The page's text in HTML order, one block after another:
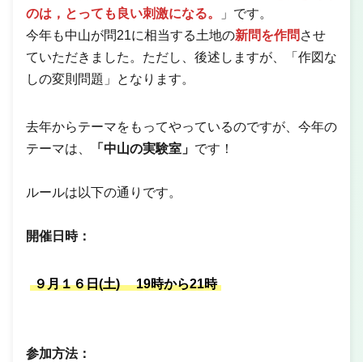
のは，とっても良い刺激になる。
」です。
今年も中山が問21に相当する土地の新問を作問 させ
ていただきました。ただし、後述しますが、「作図な
しの変則問題」となります。
去年からテーマをもってやっているのですが、今年の
テーマは、
「中山の実験室」 です！
ルールは以下の通りです。
開催日時：
９月１６日(土) 19時から21時
参加方法：